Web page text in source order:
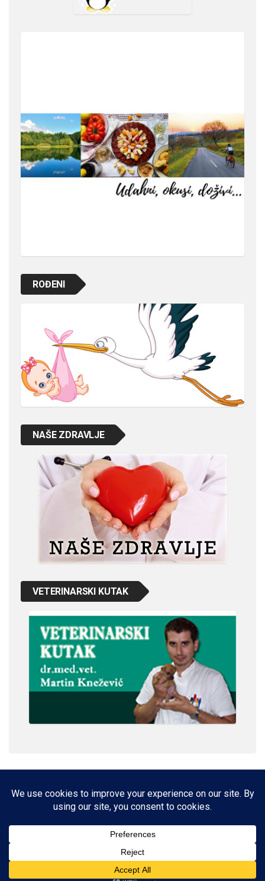
ROĐENI
NAŠE ZDRAVLJE
VETERINARSKI KUTAK
IMPRESSUM